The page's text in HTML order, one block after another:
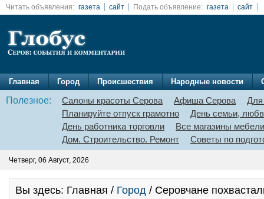
Читать объявления: газета сайт Подать объявление: газета сайт
Главная Город Происшествия Народные новости
Полезное: Салоны красоты Серова Афиша Серова
Для
Планируйте отпуск грамотно
День семьи,
День работника торговли
Все магазины мебели
Дом. Строительство. Ремонт
Советы по
Четверг, 06 Август, 2026
Вы здесь: Главная / Город / Серовчане